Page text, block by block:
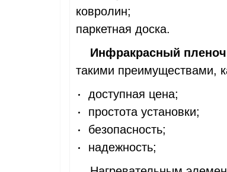
ковролин;
паркетная доска.
Инфракрасный
такими преимуществами,
доступная цена;
простота установки;
безопасность;
надежность;